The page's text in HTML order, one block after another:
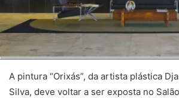
A pintura “Orixás”, da artista plástica
Silva, deve voltar a ser exposta no